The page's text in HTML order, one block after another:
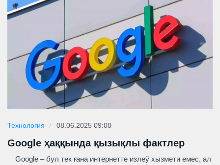
Технология 08.06.2025 09:00
Google ҳаққында қызықлы фактлер
Google – бул тек ғана интернетте излеў хызмети емес, ал